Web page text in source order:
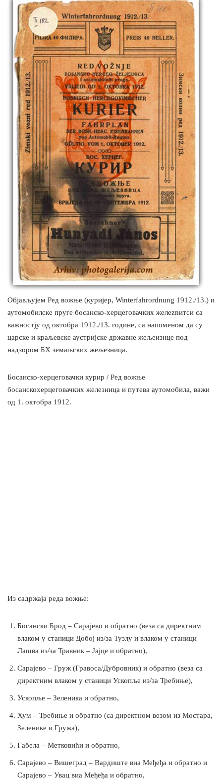
Објављујем Ред вожње (куријер, Winterfahrordnung 1912./13.) и
аутомобилске пруге босанско-херцеговачких желеznитси са
важностју од октобра 1912./13. године, са напоменом да су
царске и краљевске аустријске државне жељеизнце под
надзором БХ земаљских жељезница.
Босанско-херцеговачки курир / Ред вожње
босанскохерцеговачких железница и путева аутомобила, важи
од 1. октобра 1912.
Из садржаја реда вожње:
Босански Брод – Сарајево и обратно (веза са директним
влаком у станици Добој из/за Тузлу и влаком у станици
Лашва из/за Травник – Јајце и обратно),
Сарајево – Груж (Гравоса/Дубровник) и обратно (веза са
директним влаком у станици Ускопље из/за Требиње),
Ускопље – Зеленика и обратно,
Хум – Требиње и обратно (са директном везом из Мостара,
Зеленике и Гружа),
Габела – Метковићи и обратно,
Сарајево – Вишеград – Вардиште виа Међеђа и обратно и
Сарајево – Увац виа Међеђа и обратно,